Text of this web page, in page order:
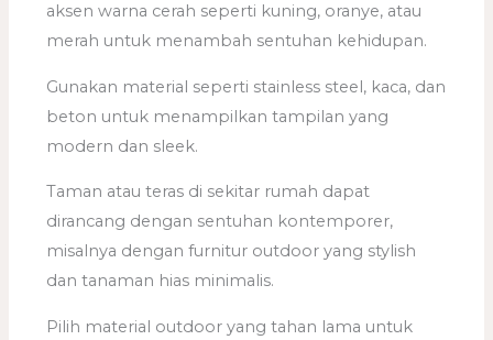
aksen warna cerah seperti kuning, oranye, atau
merah untuk menambah sentuhan kehidupan.
Gunakan material seperti stainless steel, kaca, dan
beton untuk menampilkan tampilan yang
modern dan sleek.
Taman atau teras di sekitar rumah dapat
dirancang dengan sentuhan kontemporer,
misalnya dengan furnitur outdoor yang stylish
dan tanaman hias minimalis.
Pilih material outdoor yang tahan lama untuk